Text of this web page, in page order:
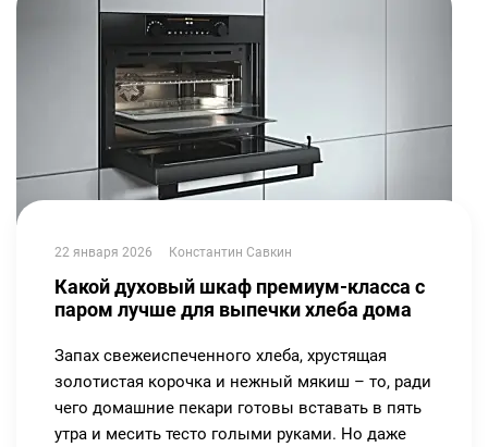
22 января 2026 Константин Савкин
Какой духовый шкаф премиум-класса с
паром лучше для выпечки хлеба дома
Запах свежеиспеченного хлеба, хрустящая
золотистая корочка и нежный мякиш – то, ради
чего домашние пекари готовы вставать в пять
утра и месить тесто голыми руками. Но даже